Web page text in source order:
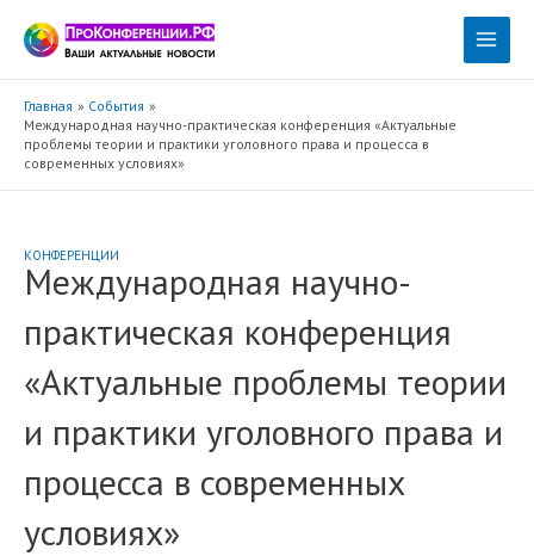
содержимому
Main
Главная
События
Международная научно-практическая конференция «Актуальные
проблемы теории и практики уголовного права и процесса в
современных условиях»
КОНФЕРЕНЦИИ
Международная научно-
практическая конференция
«Актуальные проблемы теории
и практики уголовного права и
процесса в современных
условиях»